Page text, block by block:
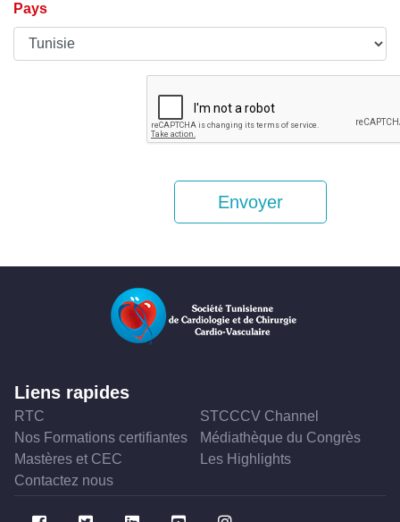
Pays
Liens rapides
RTC
STCCCV Channel
Nos Formations certifiantes
Médiathèque du Congrès
Mastères et CEC
Les Highlights
Contactez nous